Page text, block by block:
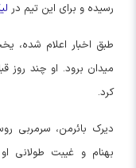
رسیده و برای این تیم در
طبق اخبار اعلام شده،
میدان برود. او چند روز
کرد.
دیرک بائرمن، سرمربی
بهنام و غیبت طولانی